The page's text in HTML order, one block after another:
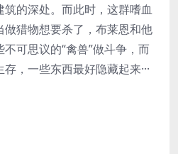
的深处。而此时，这群嗜血
猎物想要杀了，布莱恩和他
可思议的“禽兽”做斗争，而
，一些东西最好隐藏起来···